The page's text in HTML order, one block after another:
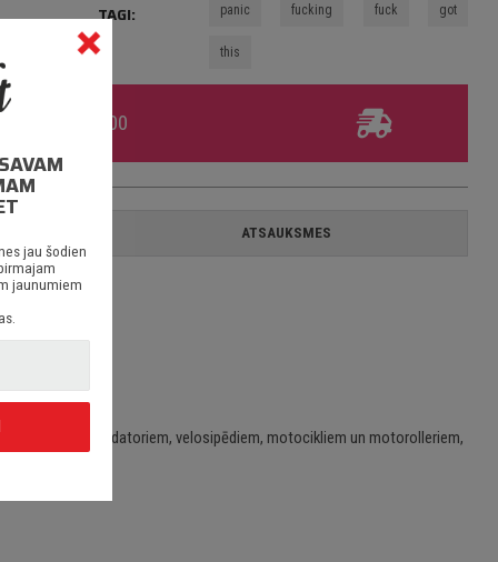
TAGI: panic fucking fuck got
this
virs €30.00
ATSAUKSMES
stacionārajiem datoriem, velosipēdiem, motocikliem un motorolleriem,
jau šodien
jaunumiem